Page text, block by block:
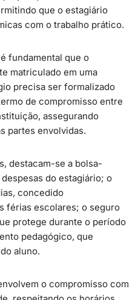
que o estagiário
com o trabalho prático.
fundamental que o
matriculado em uma
precisa ser formalizado
de compromisso entre
assegurando
partes envolvidas.
destacam-se a bolsa-
do estagiário; o
concedido
férias escolares; o seguro
protege durante o período
pedagógico, que
aluno.
o compromisso com